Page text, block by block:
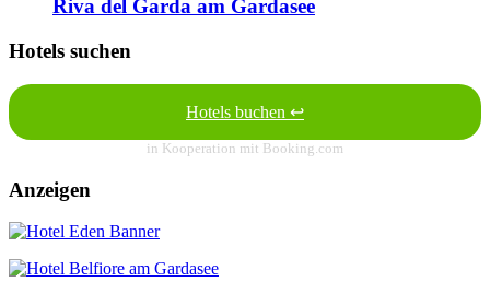
Riva del Garda am Gardasee
Hotels suchen
Hotels buchen ↩
in Kooperation mit Booking.com
Anzeigen